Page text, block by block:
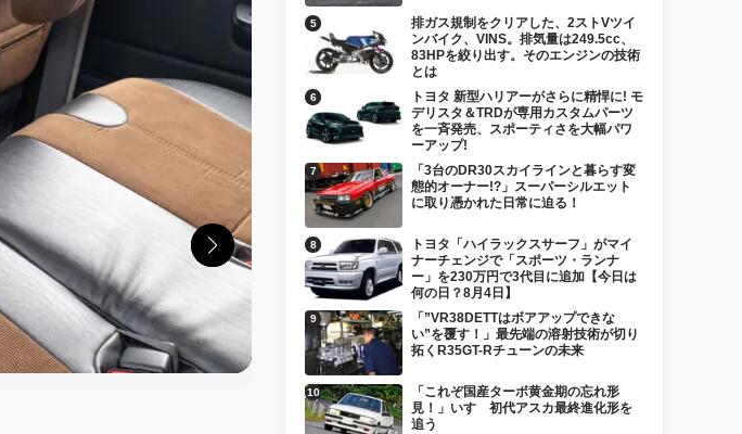
排ガス規制をクリアした、2ストVツイ
ンバイク、VINS。排気量は249.5cc、
83HPを絞り出す。そのエンジンの技術
とは
トヨタ 新型ハリアーがさらに精悍に! モ
デリスタ＆TRDが専用カスタムパーツ
を一斉発売、スポーティさを大幅パワ
ーアップ!
「3台のDR30スカイラインと暮らす変
態的オーナー!?」スーパーシルエット
に取り憑かれた日常に迫る！
トヨタ「ハイラックスサーフ」がマイ
ナーチェンジで「スポーツ・ランナ
ー」を230万円で3代目に追加【今日は
何の日？8月4日】
「”VR38DETTはボアアップできな
い”を覆す！」最先端の溶射技術が切り
拓くR35GT-Rチューンの未来
「これぞ国産ターボ黄金期の忘れ形
見！」いすゞ初代アスカ最終進化形を
追う